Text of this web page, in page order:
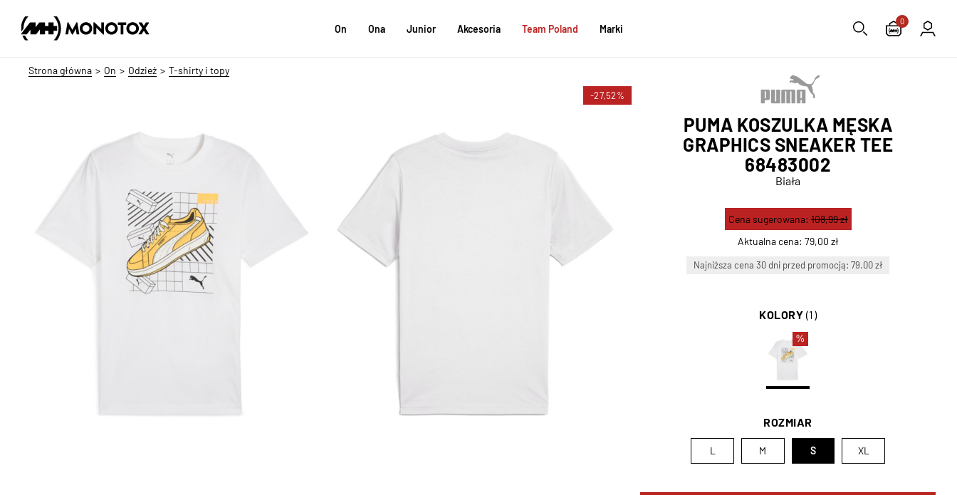
On Ona Junior Akcesoria Team Poland Marki
0
Strona główna On Odzież T-shirty i topy
-27,52%
PUMA KOSZULKA MĘSKA
GRAPHICS SNEAKER TEE
68483002
Biała
Aktualna cena: 79,00 zł
Cena sugerowana:108,99 zł
Najniższa cena 30 dni przed promocją: 79.00 zł
KOLORY (1)
%
ROZMIAR
L M S XL